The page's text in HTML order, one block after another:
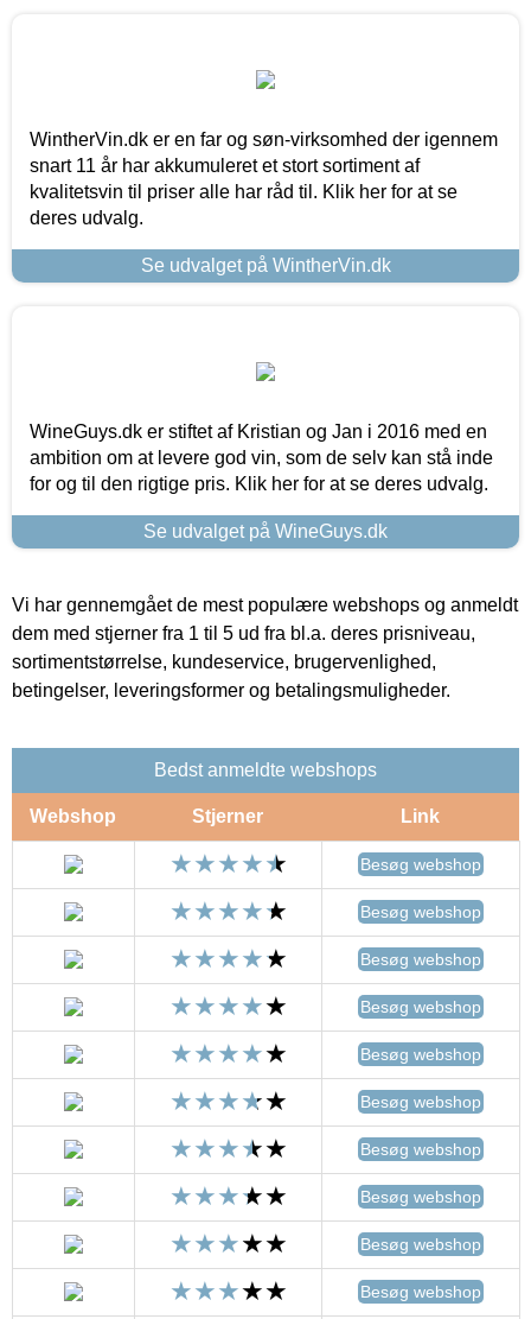
WintherVin.dk er en far og søn-virksomhed der igennem
snart 11 år har akkumuleret et stort sortiment af
kvalitetsvin til priser alle har råd til. Klik her for at se
deres udvalg.
Se udvalget på WintherVin.dk
WineGuys.dk er stiftet af Kristian og Jan i 2016 med en
ambition om at levere god vin, som de selv kan stå inde
for og til den rigtige pris. Klik her for at se deres udvalg.
Se udvalget på WineGuys.dk
Vi har gennemgået de mest populære webshops og anmeldt
dem med stjerner fra 1 til 5 ud fra bl.a. deres prisniveau,
sortimentstørrelse, kundeservice, brugervenlighed,
betingelser, leveringsformer og betalingsmuligheder.
Bedst anmeldte webshops
Webshop Stjerner Link
Besøg webshop
Besøg webshop
Besøg webshop
Besøg webshop
Besøg webshop
Besøg webshop
Besøg webshop
Besøg webshop
Besøg webshop
Besøg webshop